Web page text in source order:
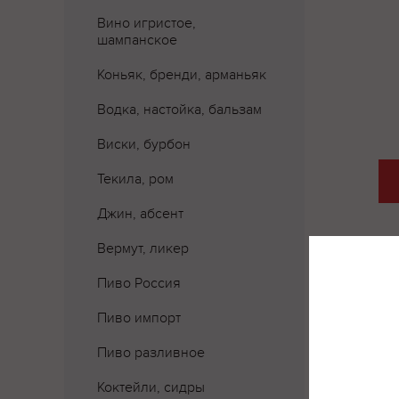
Вино игристое,
шампанское
Коньяк, бренди, арманьяк
Водка, настойка, бальзам
Виски, бурбон
Текила, ром
Джин, абсент
Вермут, ликер
Пиво Россия
Пиво импорт
Пиво разливное
Коктейли, сидры